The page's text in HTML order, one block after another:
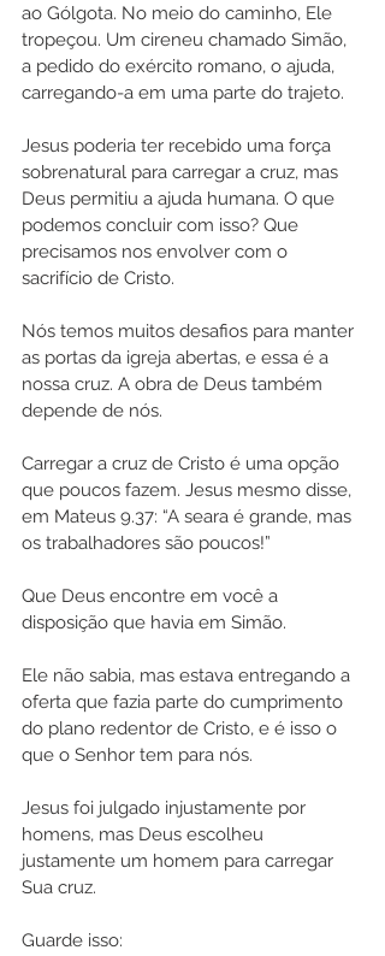
ao Gólgota. No meio do caminho, Ele
tropeçou. Um cireneu chamado Simão,
a pedido do exército romano, o ajuda,
carregando-a em uma parte do trajeto.
Jesus poderia ter recebido uma força
sobrenatural para carregar a cruz, mas
Deus permitiu a ajuda humana. O que
podemos concluir com isso? Que
precisamos nos envolver com o
sacrifício de Cristo.
Nós temos muitos desafios para manter
as portas da igreja abertas, e essa é a
nossa cruz. A obra de Deus também
depende de nós.
Carregar a cruz de Cristo é uma opção
que poucos fazem. Jesus mesmo disse,
em Mateus 9.37: “A seara é grande, mas
os trabalhadores são poucos!”
Que Deus encontre em você a
disposição que havia em Simão.
Ele não sabia, mas estava entregando a
oferta que fazia parte do cumprimento
do plano redentor de Cristo, e é isso o
que o Senhor tem para nós.
Jesus foi julgado injustamente por
homens, mas Deus escolheu
justamente um homem para carregar
Sua cruz.
Guarde isso: